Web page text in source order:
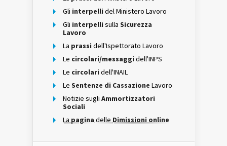
Gli interpelli del Ministero Lavoro
Gli interpelli sulla Sicurezza
Lavoro
La prassi dell'Ispettorato Lavoro
Le circolari/messaggi dell'INPS
Le circolari dell'INAIL
Le Sentenze di Cassazione Lavoro
Notizie sugli Ammortizzatori
Sociali
La pagina delle Dimissioni online